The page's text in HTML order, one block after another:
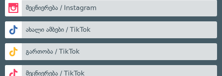
მეცნიერება / Instagram
ახალი ამბები / TikTok
გართობა / TikTok
მეცნიერება / TikTok